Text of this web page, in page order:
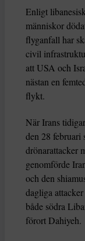
Enligt
människor
flyganfall har
civil
att USA och
nästan en
flykt.
När Irans
den 28 februari
drönarattacker
genomförde
och den
dagliga
både södra
förort Dahiyeh.